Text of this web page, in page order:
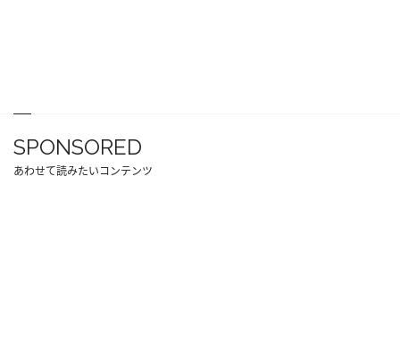
SPONSORED
あわせて読みたいコンテンツ